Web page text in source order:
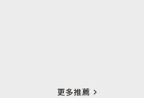
更多推薦